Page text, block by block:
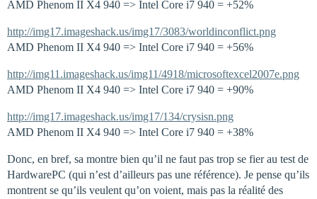
AMD Phenom II X4 940 => Intel Core i7 940 = +52%
http://img17.imageshack.us/img17/3083/worldinconflict.png
AMD Phenom II X4 940 => Intel Core i7 940 = +56%
http://img11.imageshack.us/img11/4918/microsoftexcel2007e.png
AMD Phenom II X4 940 => Intel Core i7 940 = +90%
http://img17.imageshack.us/img17/134/crysisn.png
AMD Phenom II X4 940 => Intel Core i7 940 = +38%
Donc, en bref, sa montre bien qu’il ne faut pas trop se fier au test de
HardwarePC (qui n’est d’ailleurs pas une référence). Je pense qu’ils
montrent se qu’ils veulent qu’on voient, mais pas la réalité des